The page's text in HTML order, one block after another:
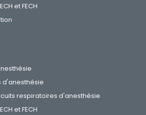
et FECH
d'anesthésie
respiratoires d'anesthésie
et FECH